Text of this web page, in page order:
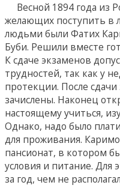
Весной 1894 года из
желающих поступить в
людьми были Фатих
Буби. Решили вместе
К сдаче экзаменов
трудностей, так как у
протекции. После
зачислены. Наконец
настоящему учиться,
Однако, надо было
для проживания.
пансионат, в котором
условия и питание. Для
за год, чем не